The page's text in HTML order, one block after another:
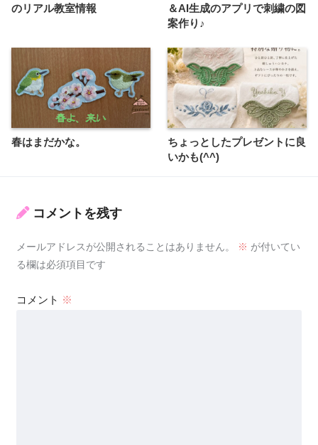
のリアル教室情報
＆AI生成のアプリで刺繍の図
案作り♪
春はまだかな。
ちょっとしたプレゼントに良
いかも(^^)
コメントを残す
メールアドレスが公開されることはありません。 ※ が付いてい
る欄は必須項目です
コメント ※